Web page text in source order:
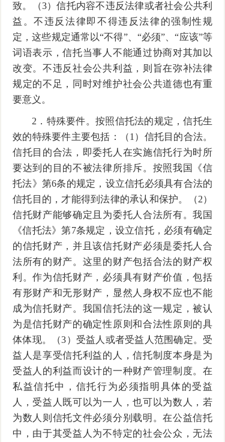
致。（3）信托内容不违反法律或者社会公共利
益。不违反法律即不得违反法律的强制性规
定，这些规定通常以“不得”、“必须”、“应该”等
词语表示，信托当事人不能通过协商对其加以
改变。不违反社会公共利益，则旨在弥补法律
规定的不足，同时对维护社会公共道德也有重
要意义。
2．特殊要件。按照信托法的规定，信托生
效的特殊要件主要包括：（1）信托目的合法。
信托目的合法，即委托人在实施信托行为时所
要达到的目的不被法律所排斥。按照我国《信
托法》第6条的规定，设立信托必须具有合法的
信托目的，才能得到法律的承认和保护。（2）
信托财产能够确定且为委托人合法所有。我国
《信托法》第7条规定，设立信托，必须有确定
的信托财产，并且该信托财产必须是委托人合
法所有的财产。这里的财产包括合法的财产权
利。作为信托财产，必须具有财产价值，包括
有形财产和无形财产，显然人身权不应也不能
成为信托财产。我国信托法的这一规定，被认
为是信托财产的确定性原则和合法性原则的具
体体现。（3）受益人或者受益人范围确定。受
益人是享受信托利益的人，信托制度本身是为
受益人的利益而设计的一种财产管理制度。在
私益信托中，信托行为必须指明具体的受益
人，受益人既可以为一人，也可以为数人，若
为数人则信托文件必须分别载明。在公益信托
中，由于其受益人为不特定的社会公众，无法